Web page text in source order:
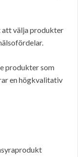
att välja produkter
produkter som
en högkvalitativ